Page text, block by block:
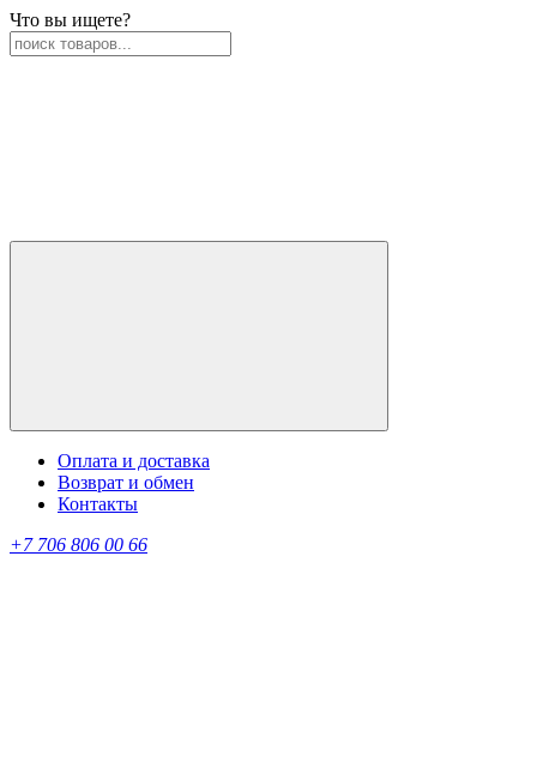
Что вы ищете?
Оплата и доставка
Возврат и обмен
Контакты
+7 706 806 00 66